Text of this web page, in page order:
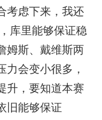
考虑下来，我还
库里能够保证稳
姆斯、戴维斯两
力会变小很多，
升，要知道本赛
旧能够保证